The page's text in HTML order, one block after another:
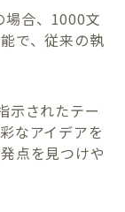
場合、1000文
で、従来の執
示されたテー
なアイデアを
点を見つけや